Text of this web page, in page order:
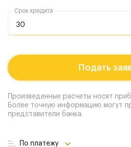
Срок кредита
Подать
Произведенные расчеты носят
Более точную информацию могут
представители банка.
По платежу